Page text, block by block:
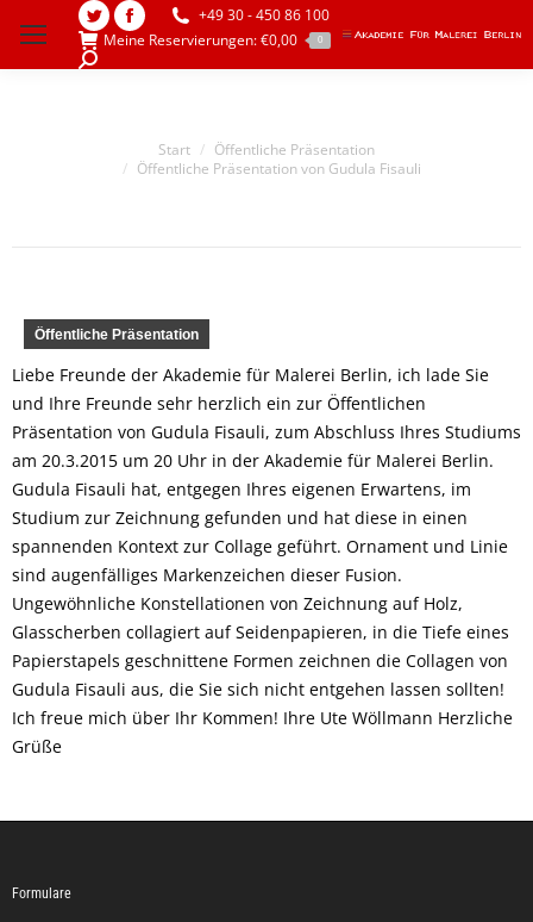
Twitter
page
Facebook
new
+49 30 - 450 86 100
Meine Reservierungen:€0,00 0
Search:
Sie befinden sich hier:
Start
Öffentliche Präsentation
Öffentliche Präsentation von Gudula Fisauli
Öffentliche Präsentation
Liebe Freunde der Akademie für Malerei Berlin, ich lade Sie
und Ihre Freunde sehr herzlich ein zur Öffentlichen
Präsentation von Gudula Fisauli, zum Abschluss Ihres Studiums
am 20.3.2015 um 20 Uhr in der Akademie für Malerei Berlin.
Gudula Fisauli hat, entgegen Ihres eigenen Erwartens, im
Studium zur Zeichnung gefunden und hat diese in einen
spannenden Kontext zur Collage geführt. Ornament und Linie
sind augenfälliges Markenzeichen dieser Fusion.
Ungewöhnliche Konstellationen von Zeichnung auf Holz,
Glasscherben collagiert auf Seidenpapieren, in die Tiefe eines
Papierstapels geschnittene Formen zeichnen die Collagen von
Gudula Fisauli aus, die Sie sich nicht entgehen lassen sollten!
Ich freue mich über Ihr Kommen! Ihre Ute Wöllmann Herzliche
Grüße
Formulare